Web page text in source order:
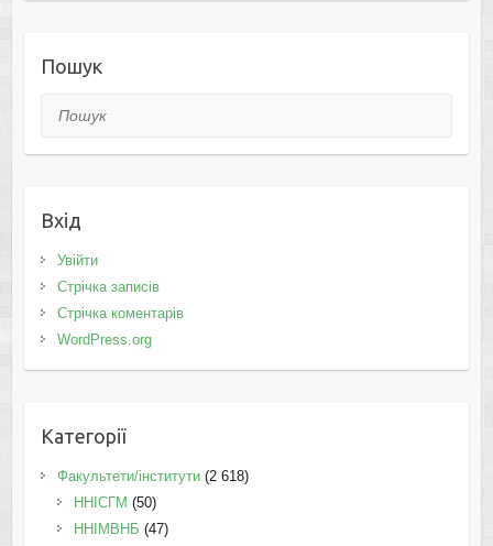
Пошук
Пошук
Вхід
Увійти
Стрічка записів
Стрічка коментарів
WordPress.org
Категорії
Факультети/інститути(2 618)
ННІСГМ (50)
ННІМВНБ (47)